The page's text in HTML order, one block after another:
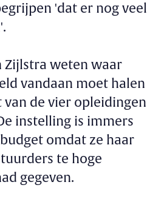
'dat er nog veel
Zijlstra weten waar
vandaan moet halen
de vier opleidingen
instelling is immers
omdat ze haar
te hoge
gegeven.